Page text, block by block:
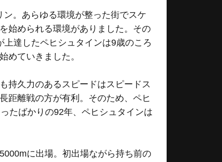
。あらゆる環境が整った街でスケ
始められる環境がありました。その
達したペヒシュタインは9歳のころ
めていきました。
持久力のあるスピードはスピードス
距離戦の方が有利。そのため、ペヒ
たばかりの92年、ペヒシュタインは
に出場。初出場ながら持ち前の